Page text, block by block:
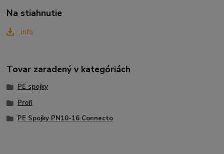
Na stiahnutie
info
Tovar zaradený v kategóriách
PE spojky
Profi
PE Spojky PN10-16 Connecto